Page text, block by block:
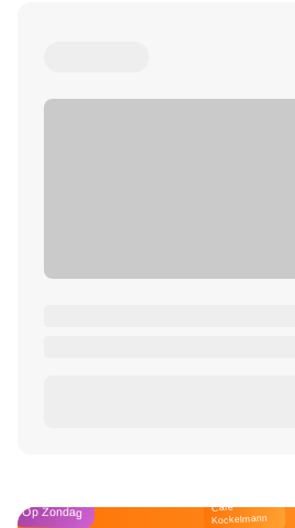
Op Zondag Café
Kockelmann